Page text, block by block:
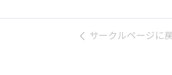
サークルページに